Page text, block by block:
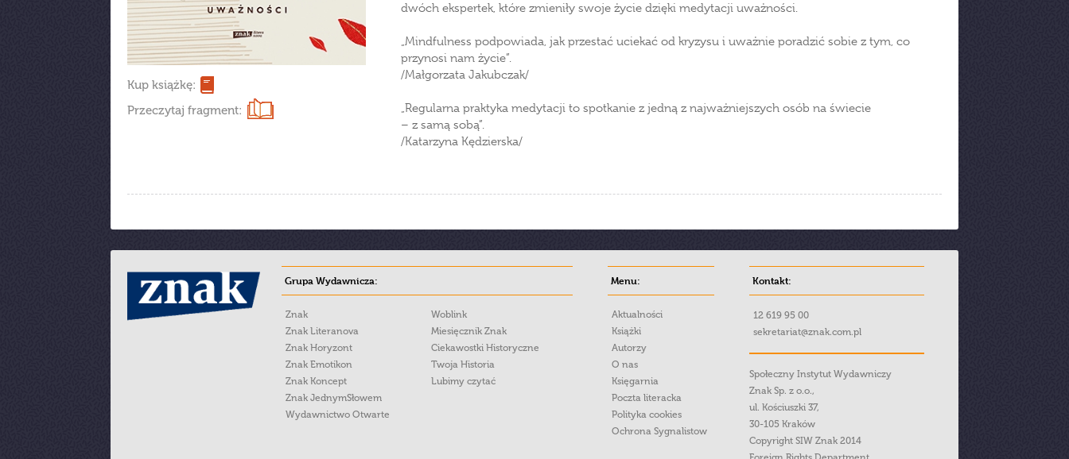
Kup książkę:
Przeczytaj fragment:
dwóch ekspertek, które zmieniły swoje życie dzięki medytacji uważności.
„Mindfulness podpowiada, jak przestać uciekać od kryzysu i uważnie poradzić sobie z tym, co
przynosi nam życie”.
/Małgorzata Jakubczak/
„Regularna praktyka medytacji to spotkanie z jedną z najważniejszych osób na świecie
– z samą sobą”.
/Katarzyna Kędzierska/
Grupa Wydawnicza:
Znak
Znak Literanova
Znak Horyzont
Znak Emotikon
Znak Koncept
Znak JednymSłowem
Wydawnictwo Otwarte
Woblink
Miesięcznik Znak
Ciekawostki Historyczne
Twoja Historia
Lubimy czytać
Menu:
Aktualności
Książki
Autorzy
O nas
Księgarnia
Poczta literacka
Polityka cookies
Ochrona Sygnalistow
Kontakt:
12 619 95 00
sekretariat@znak.com.pl
Społeczny Instytut Wydawniczy
Znak Sp. z o.o.,
ul. Kościuszki 37,
30-105 Kraków
Copyright SIW Znak 2014